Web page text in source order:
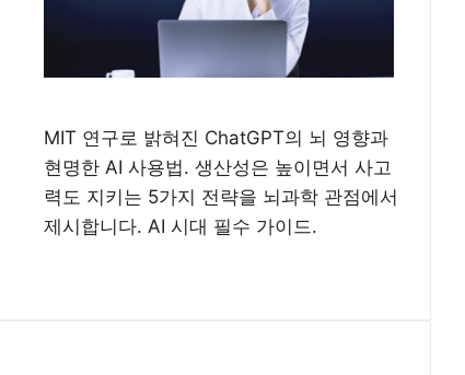
MIT 연구로 밝혀진 ChatGPT의 뇌 영향과
현명한 AI 사용법. 생산성은 높이면서 사고
력도 지키는 5가지 전략을 뇌과학 관점에서
제시합니다. AI 시대 필수 가이드.